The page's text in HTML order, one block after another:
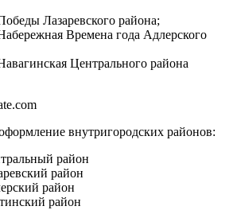
Лазаревского района;
Времена года Адлерского
Центрального района
внутригородских районов:
район
район
район
район